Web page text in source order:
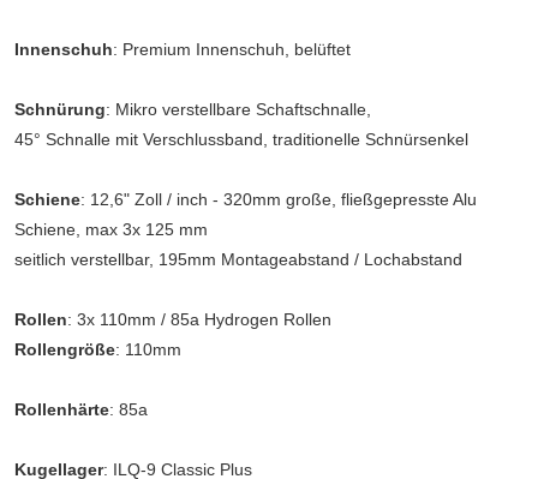
Innenschuh: Premium Innenschuh, belüftet
Schnürung: Mikro verstellbare Schaftschnalle,
45° Schnalle mit Verschlussband, traditionelle Schnürsenkel
Schiene: 12,6" Zoll / inch - 320mm große, fließgepresste Alu
Schiene, max 3x 125 mm
seitlich verstellbar, 195mm Montageabstand / Lochabstand
Rollen: 3x 110mm / 85a Hydrogen Rollen
Rollengröße: 110mm
Rollenhärte: 85a
Kugellager: ILQ-9 Classic Plus